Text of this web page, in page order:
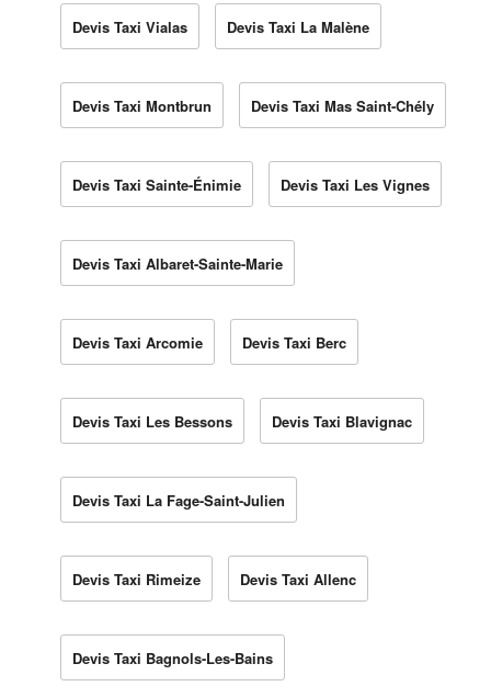
Devis Taxi Vialas Devis Taxi La Malène
Devis Taxi Montbrun Devis Taxi Mas Saint-Chély
Devis Taxi Sainte-Énimie Devis Taxi Les Vignes
Devis Taxi Albaret-Sainte-Marie
Devis Taxi Arcomie Devis Taxi Berc
Devis Taxi Les Bessons Devis Taxi Blavignac
Devis Taxi La Fage-Saint-Julien
Devis Taxi Rimeize Devis Taxi Allenc
Devis Taxi Bagnols-Les-Bains